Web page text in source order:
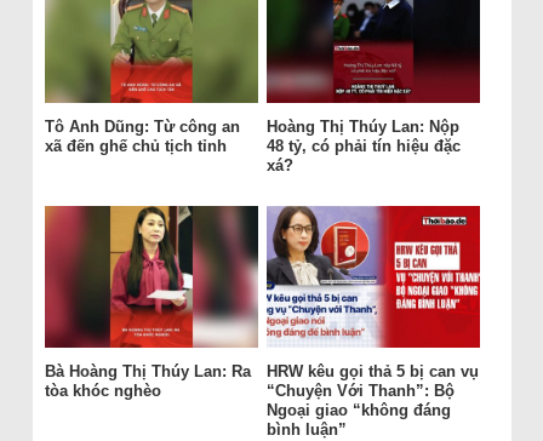
Tô Anh Dũng: Từ công an
xã đến ghế chủ tịch tỉnh
Hoàng Thị Thúy Lan: Nộp
48 tỷ, có phải tín hiệu đặc
xá?
Bà Hoàng Thị Thúy Lan: Ra
tòa khóc nghèo
HRW kêu gọi thả 5 bị can vụ
“Chuyện Với Thanh”: Bộ
Ngoại giao “không đáng
bình luận”